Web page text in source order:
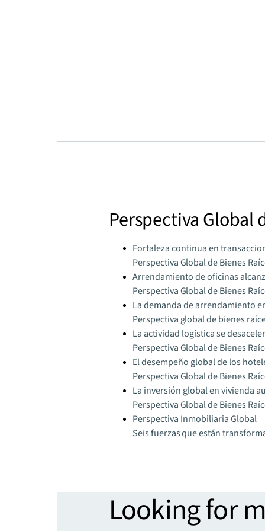
Perspectiva Global
Fortaleza continua en
Perspectiva Global de Bienes
Arrendamiento de oficinas
Perspectiva Global de Bienes
La demanda de arrendamiento
Perspectiva global de bienes
La actividad logística se
Perspectiva Global de Bienes
El desempeño global de los
Perspectiva Global de Bienes
La inversión global en vivienda
Perspectiva Global de Bienes
Perspectiva Inmobiliaria Global
Seis fuerzas que están
Looking for